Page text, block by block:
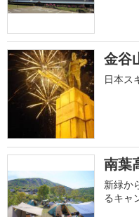
金谷
日本ス
南葉
新緑か
るキャ